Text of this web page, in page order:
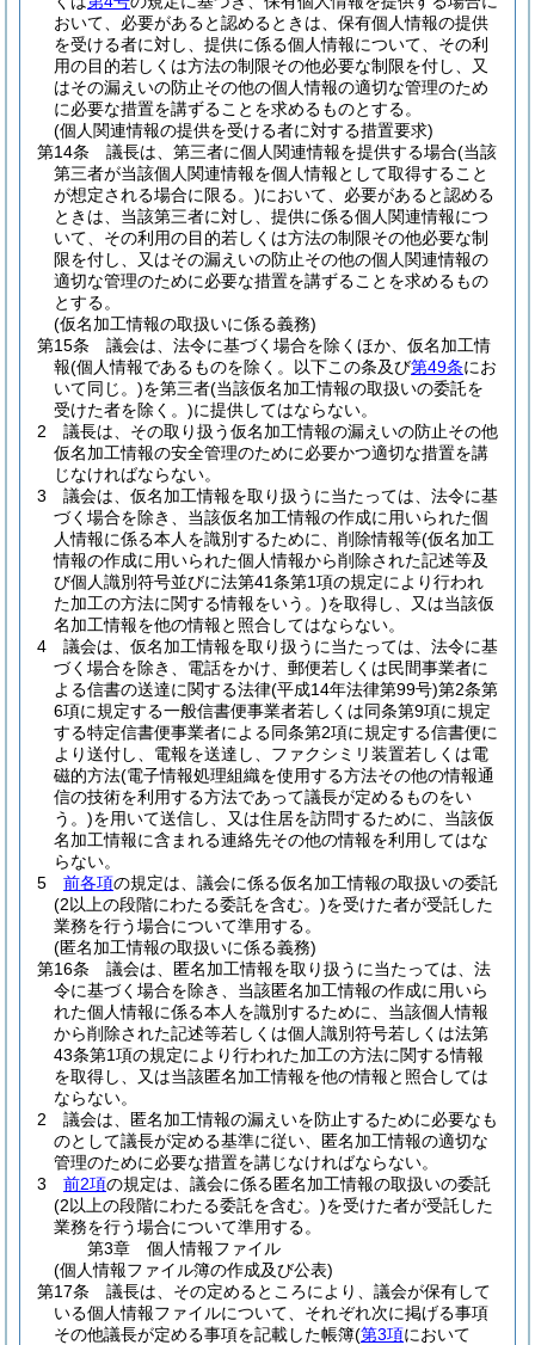
おいて、必要があると認めるときは、保有個人情報の提供
を受ける者に対し、提供に係る個人情報について、その利
用の目的若しくは方法の制限その他必要な制限を付し、又
はその漏えいの防止その他の個人情報の適切な管理のため
に必要な措置を講ずることを求めるものとする。
(個人関連情報の提供を受ける者に対する措置要求)
第14条
議長は、第三者に個人関連情報を提供する場合(当該
第三者が当該個人関連情報を個人情報として取得すること
が想定される場合に限る。)において、必要があると認める
ときは、当該第三者に対し、提供に係る個人関連情報につ
いて、その利用の目的若しくは方法の制限その他必要な制
限を付し、又はその漏えいの防止その他の個人関連情報の
適切な管理のために必要な措置を講ずることを求めるもの
とする。
(仮名加工情報の取扱いに係る義務)
第15条
議会は、法令に基づく場合を除くほか、仮名加工情
報(個人情報であるものを除く。以下この条及び第49条にお
いて同じ。)を第三者(当該仮名加工情報の取扱いの委託を
受けた者を除く。)に提供してはならない。
2
議長は、その取り扱う仮名加工情報の漏えいの防止その他
仮名加工情報の安全管理のために必要かつ適切な措置を講
じなければならない。
3
議会は、仮名加工情報を取り扱うに当たっては、法令に基
づく場合を除き、当該仮名加工情報の作成に用いられた個
人情報に係る本人を識別するために、削除情報等(仮名加工
情報の作成に用いられた個人情報から削除された記述等及
び個人識別符号並びに法第41条第1項の規定により行われ
た加工の方法に関する情報をいう。)を取得し、又は当該仮
名加工情報を他の情報と照合してはならない。
4
議会は、仮名加工情報を取り扱うに当たっては、法令に基
づく場合を除き、電話をかけ、郵便若しくは民間事業者に
よる信書の送達に関する法律(平成14年法律第99号)第2条第
6項に規定する一般信書便事業者若しくは同条第9項に規定
する特定信書便事業者による同条第2項に規定する信書便に
より送付し、電報を送達し、ファクシミリ装置若しくは電
磁的方法(電子情報処理組織を使用する方法その他の情報通
信の技術を利用する方法であって議長が定めるものをい
う。)を用いて送信し、又は住居を訪問するために、当該仮
名加工情報に含まれる連絡先その他の情報を利用してはな
らない。
5
前各項の規定は、議会に係る仮名加工情報の取扱いの委託
(2以上の段階にわたる委託を含む。)を受けた者が受託した
業務を行う場合について準用する。
(匿名加工情報の取扱いに係る義務)
第16条
議会は、匿名加工情報を取り扱うに当たっては、法
令に基づく場合を除き、当該匿名加工情報の作成に用いら
れた個人情報に係る本人を識別するために、当該個人情報
から削除された記述等若しくは個人識別符号若しくは法第
43条第1項の規定により行われた加工の方法に関する情報
を取得し、又は当該匿名加工情報を他の情報と照合しては
ならない。
2
議会は、匿名加工情報の漏えいを防止するために必要なも
のとして議長が定める基準に従い、匿名加工情報の適切な
管理のために必要な措置を講じなければならない。
3
前2項の規定は、議会に係る匿名加工情報の取扱いの委託
(2以上の段階にわたる委託を含む。)を受けた者が受託した
業務を行う場合について準用する。
第3章
個人情報ファイル
(個人情報ファイル簿の作成及び公表)
第17条
議長は、その定めるところにより、議会が保有して
いる個人情報ファイルについて、それぞれ次に掲げる事項
その他議長が定める事項を記載した帳簿(第3項において